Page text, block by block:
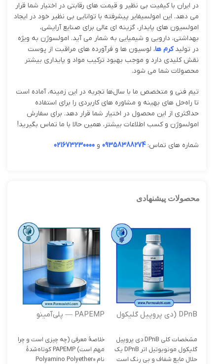
در ایران با کیفیت بی ‌نظیر و قیمت‌ های رقابتی در اختیار شما قرار
می ‌دهد. این امولسیفایر پیشرفته با توانایی بی‌ نظیر خود در ایجاد
امولسیون‌ های پایدار، گزینه ‌ای عالی برای صنایع آرایشی،
بهداشتی، دارویی و شیمیایی به شمار می ‌آید. امولسوژن به ‌ویژه
در تولیدکرم‌ ها، لوسیون ‌ها و فرآورده ‌های مراقبت از پوست
نقش کلیدی دارد و موجب بهبود ترکیب مواد و پایداری بیشتر
محصولات شما می ‌شود.
تیم فنی و متخصص ما با سال‌ها تجربه در این زمینه، آماده است
تا راه‌حل‌ های بهینه و مشاوره‌ های کاربردی را برای استفاده
حداکثری از این محصول در اختیار شما قرار دهد. برای سفارش
امولسوژن و کسب اطلاعات بیشتر، همین حالا با ما تماس بگیرید!
شماره های تماس:09358388274 و 021673230000
محصولات پیشنهادی
DPnB (دی پروپیل گلیکول
مشخصات کلی DPnB دی پروپیل
گلیکول مونوبوتیل اتر DPnB یک
حلال مایع شفاف و بی رنگ است
PAPEMP — پلی‌آمینو
خلاصۀ معرفی (چه چیزی است و چرا
مهم است) PAPEMP کوتاه‌شدهٔ
نام «Polyamino Polyether